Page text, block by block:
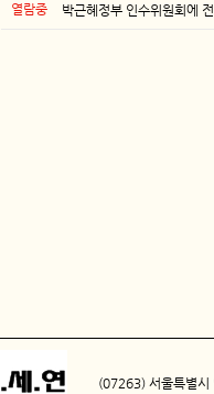
열람중 박근혜정부 인수위원회에
(07263) 서울특별시